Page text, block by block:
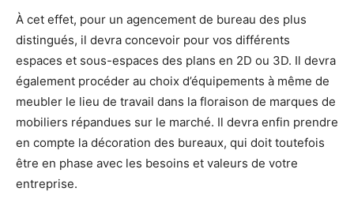
À cet effet, pour un agencement de bureau des plus
distingués, il devra concevoir pour vos différents
espaces et sous-espaces des plans en 2D ou 3D. Il devra
également procéder au choix d’équipements à même de
meubler le lieu de travail dans la floraison de marques de
mobiliers répandues sur le marché. Il devra enfin prendre
en compte la décoration des bureaux, qui doit toutefois
être en phase avec les besoins et valeurs de votre
entreprise.